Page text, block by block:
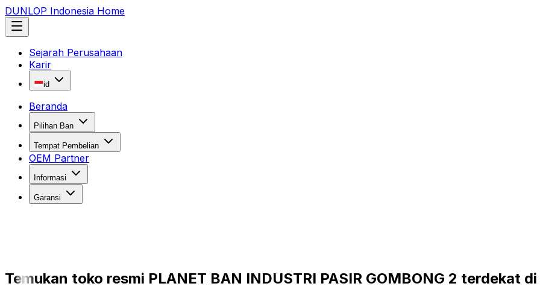
DUNLOP Indonesia Home
Sejarah Perusahaan
Karir
id
Beranda
Pilihan Ban
Tempat Pembelian
OEM Partner
Informasi
Garansi
Temukan toko resmi PLANET BAN INDUSTRI PASIR GOMBONG 2 terdekat